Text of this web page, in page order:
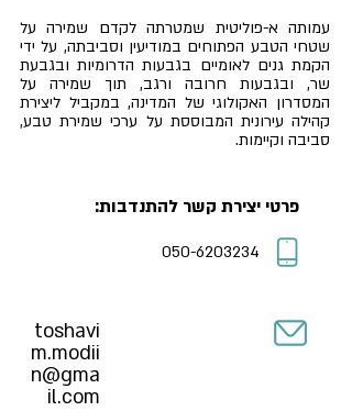
עמותה א-פוליטית שמטרתה לקדם שמירה על
שטחי הטבע הפתוחים במודיעין וסביבתה, על ידי
הקמת גנים לאומיים בגבעות הדרומיות ובגבעת
שר, ובגבעות חרובה ורגב, תוך שמירה על
המסדרון האקולוגי של המדינה, במקביל ליצירת
קהילה עירונית המבוססת על ערכי שמירת טבע,
סביבה וקיימות.
פרטי יצירת קשר להתנדבות:
050-6203234
toshavi
m.modii
n@gma
il.com